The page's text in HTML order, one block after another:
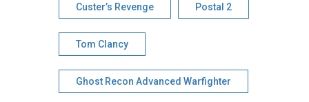
Custer’s Revenge Postal 2
Tom Clancy
Ghost Recon Advanced Warfighter